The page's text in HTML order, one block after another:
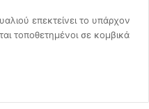
επεκτείνει το υπάρχον
τοποθετημένοι σε κομβικά